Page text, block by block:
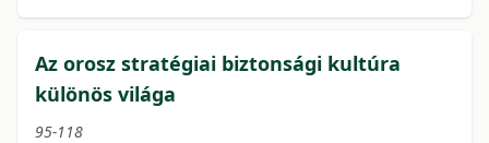
Az orosz stratégiai biztonsági kultúra
különös világa
95-118